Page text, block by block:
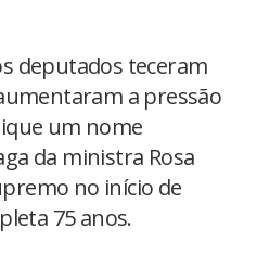
deputados teceram
a pressão
um nome
da ministra Rosa
no início de
75 anos.